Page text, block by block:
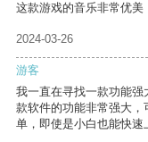
这款游戏的音乐非常优美
2024-03-26
游客
我一直在寻找一款功能
款软件的功能非常强大
单，即使是小白也能快速